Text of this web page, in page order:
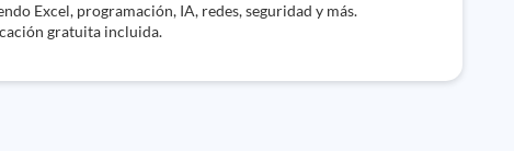
Excel, programación, IA, redes, seguridad y más.
gratuita incluida.